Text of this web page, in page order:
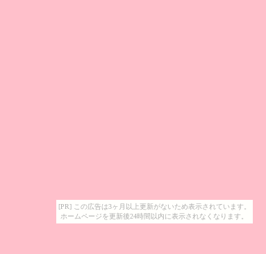
[PR] この広告は3ヶ月以上更新がないため表示されています。
ホームページを更新後24時間以内に表示されなくなります。